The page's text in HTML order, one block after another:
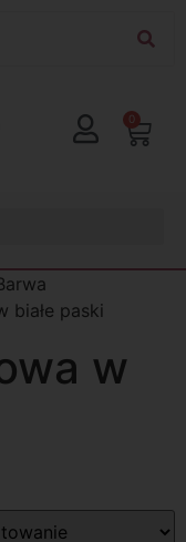
0
białe paski
w